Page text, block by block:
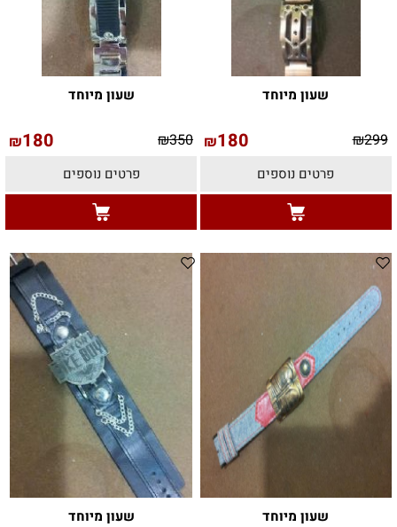
שעון מיוחד
₪299
₪180
פרטים נוספים
שעון מיוחד
₪350
₪180
פרטים נוספים
שעון מיוחד שעון מיוחד